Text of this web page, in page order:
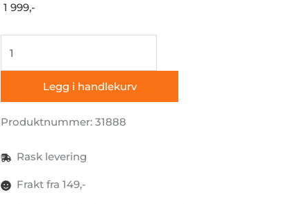
1 999,-
blendingsgardin
og
40x40
antall
Legg i handlekurv
Produktnummer: 31888
Rask levering
Frakt fra 149,-